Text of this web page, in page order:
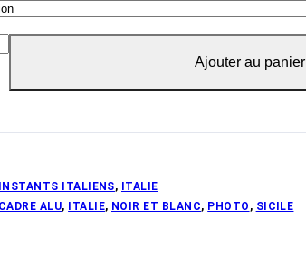
Ajouter au panier
INSTANTS ITALIENS,
ITALIE
CADRE ALU, ITALIE, NOIR ET BLANC, PHOTO , SICILE